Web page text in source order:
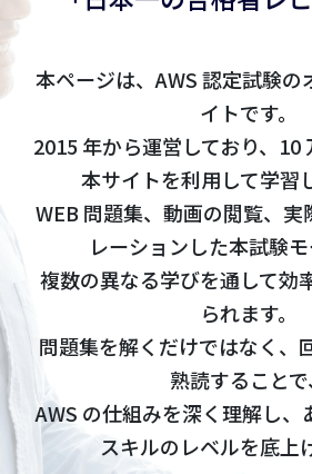
本ページは、AWS 認定試験の
イトです。
2015 年から運営しており、10
本サイトを利用して学習
WEB 問題集、動画の閲覧、実
レーションした本試験
複数の異なる学びを通して効
られます。
問題集を解くだけではなく、
熟読することで
AWS の仕組みを深く理解し
スキルのレベルを底上